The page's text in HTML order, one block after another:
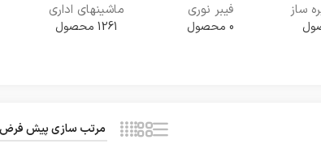
ساز فیبر نوری
0 محصول
ماشینهای اداری
1261 محصول